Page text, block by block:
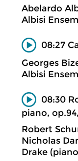
Abelardo
Albisi
08:27
Georges
Albisi
08:30
piano,
Robert
Nicholas
Drake